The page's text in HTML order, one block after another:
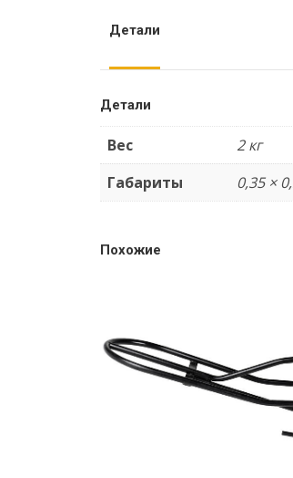
Детали
Детали
Вес
2 кг
Габариты
0,35 ×
Похожие